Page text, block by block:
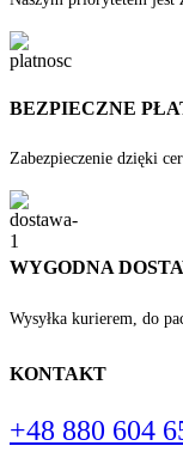
BEZPIECZNE
Zabezpieczenie dzięki
WYGODNA
Wysyłka kurierem, do
KONTAKT
+48 880 604